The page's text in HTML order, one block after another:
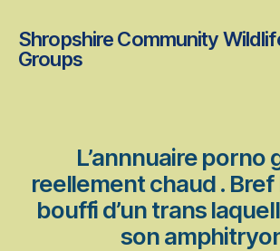
Shropshire Community
Groups
L’annnuaire porno
reellement chaud .
bouffi d’un trans
son